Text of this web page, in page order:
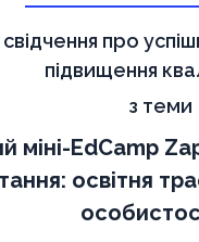
свідчення про
підвищення
з теми
міні-EdCamp
освітня